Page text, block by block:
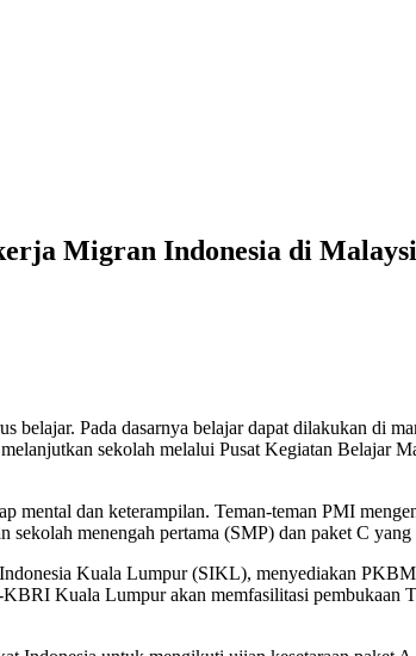
Migran Indonesia di
Pada dasarnya belajar dapat dilakukan di
sekolah melalui Pusat Kegiatan Belajar
mental dan keterampilan. Teman-teman PMI
menengah pertama (SMP) dan paket C
Kuala Lumpur (SIKL), menyediakan
Kuala Lumpur akan memfasilitasi pembukaan